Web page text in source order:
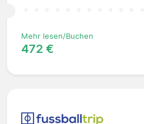
Mehr lesen/Buchen
472 €